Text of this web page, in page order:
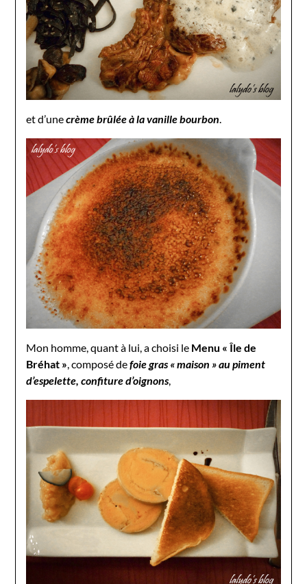
et d’unecrème brûlée à la vanille bourbon.
Mon homme, quant à lui, a choisi le Menu « Île de
Bréhat », composé defoie gras « maison » au piment
d’espelette, confiture d’oignons,